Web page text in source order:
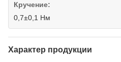
Кручение:
0,7±0,1 Нм
Характер продукции